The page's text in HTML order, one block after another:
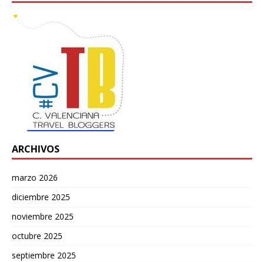
ARCHIVOS
marzo 2026
diciembre 2025
noviembre 2025
octubre 2025
septiembre 2025